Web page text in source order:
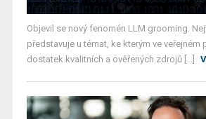
Objevil se nový fenomén LLM grooming.
představuje u témat, ke kterým ve veřejném
dostatek kvalitních a ověřených zdrojů [...]